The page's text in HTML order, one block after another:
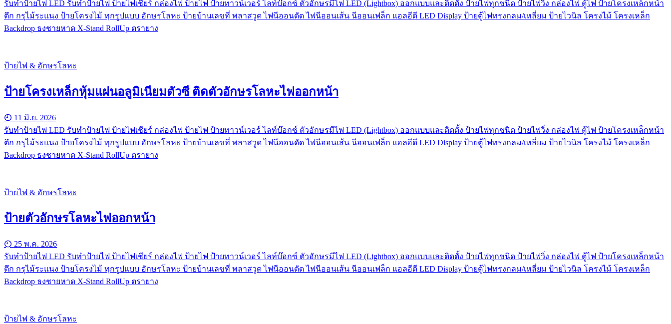
รับทําป้ายไฟ LED รับทำป้ายไฟ ป้ายไฟเชียร์ กล่องไฟ ป้ายไฟ ป้ายทาวน์เวอร์ ไลท์บ๊อกซ์ ตัวอักษรมีไฟ LED (Lightbox) ออกแบบและติดตั้ง ป้ายไฟทุกชนิด ป้ายไฟวิ่ง กล่องไฟ ตู้ไฟ ป้ายโครงเหล็กหน้า
ตึก กรุไม้ระแนง ป้ายโครงไม้ ทุกรูปแบบ อักษรโลหะ ป้ายบ้านเลขที่ พลาสวูด ไฟนีออนดัด ไฟนีออนเส้น นีออนเฟล็ก แอลอีดี LED Display ป้ายตู้ไฟทรงกลม/เหลี่ยม ป้ายไวนิล โครงไม้ โครงเหล็ก
Backdrop ธงชายหาด X-Stand RollUp ตรายาง
ป้ายไฟ & อักษรโลหะ
ป้ายโครงเหล็กหุ้มแผ่นอลูมิเนียมตัวซี ติดตัวอักษรโลหะไฟออกหน้า
11 มิ.ย. 2026
รับทําป้ายไฟ LED รับทำป้ายไฟ ป้ายไฟเชียร์ กล่องไฟ ป้ายไฟ ป้ายทาวน์เวอร์ ไลท์บ๊อกซ์ ตัวอักษรมีไฟ LED (Lightbox) ออกแบบและติดตั้ง ป้ายไฟทุกชนิด ป้ายไฟวิ่ง กล่องไฟ ตู้ไฟ ป้ายโครงเหล็กหน้า
ตึก กรุไม้ระแนง ป้ายโครงไม้ ทุกรูปแบบ อักษรโลหะ ป้ายบ้านเลขที่ พลาสวูด ไฟนีออนดัด ไฟนีออนเส้น นีออนเฟล็ก แอลอีดี LED Display ป้ายตู้ไฟทรงกลม/เหลี่ยม ป้ายไวนิล โครงไม้ โครงเหล็ก
Backdrop ธงชายหาด X-Stand RollUp ตรายาง
ป้ายไฟ & อักษรโลหะ
ป้ายตัวอักษรโลหะไฟออกหน้า
25 พ.ค. 2026
รับทําป้ายไฟ LED รับทำป้ายไฟ ป้ายไฟเชียร์ กล่องไฟ ป้ายไฟ ป้ายทาวน์เวอร์ ไลท์บ๊อกซ์ ตัวอักษรมีไฟ LED (Lightbox) ออกแบบและติดตั้ง ป้ายไฟทุกชนิด ป้ายไฟวิ่ง กล่องไฟ ตู้ไฟ ป้ายโครงเหล็กหน้า
ตึก กรุไม้ระแนง ป้ายโครงไม้ ทุกรูปแบบ อักษรโลหะ ป้ายบ้านเลขที่ พลาสวูด ไฟนีออนดัด ไฟนีออนเส้น นีออนเฟล็ก แอลอีดี LED Display ป้ายตู้ไฟทรงกลม/เหลี่ยม ป้ายไวนิล โครงไม้ โครงเหล็ก
Backdrop ธงชายหาด X-Stand RollUp ตรายาง
ป้ายไฟ & อักษรโลหะ